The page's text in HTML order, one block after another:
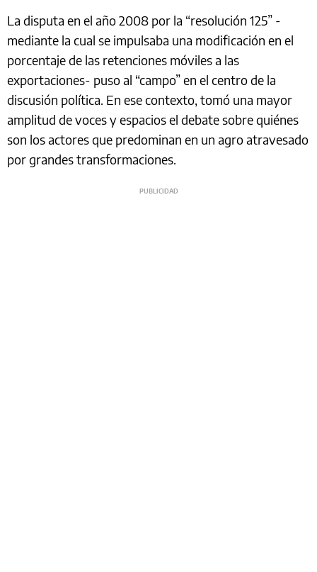
La disputa en el año 2008 por la “resolución 125” -
mediante la cual se impulsaba una modificación en el
porcentaje de las retenciones móviles a las
exportaciones- puso al “campo” en el centro de la
discusión política. En ese contexto, tomó una mayor
amplitud de voces y espacios el debate sobre quiénes
son los actores que predominan en un agro atravesado
por grandes transformaciones.